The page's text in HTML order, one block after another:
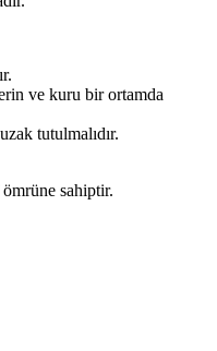
ve kuru bir ortamda
tutulmalıdır.
sahiptir.